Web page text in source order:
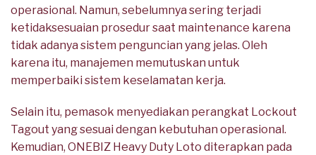
operasional. Namun, sebelumnya sering terjadi
ketidaksesuaian prosedur saat maintenance karena
tidak adanya sistem penguncian yang jelas. Oleh
karena itu, manajemen memutuskan untuk
memperbaiki sistem keselamatan kerja.
Selain itu, pemasok menyediakan perangkat Lockout
Tagout yang sesuai dengan kebutuhan operasional.
Kemudian, ONEBIZ Heavy Duty Loto diterapkan pada